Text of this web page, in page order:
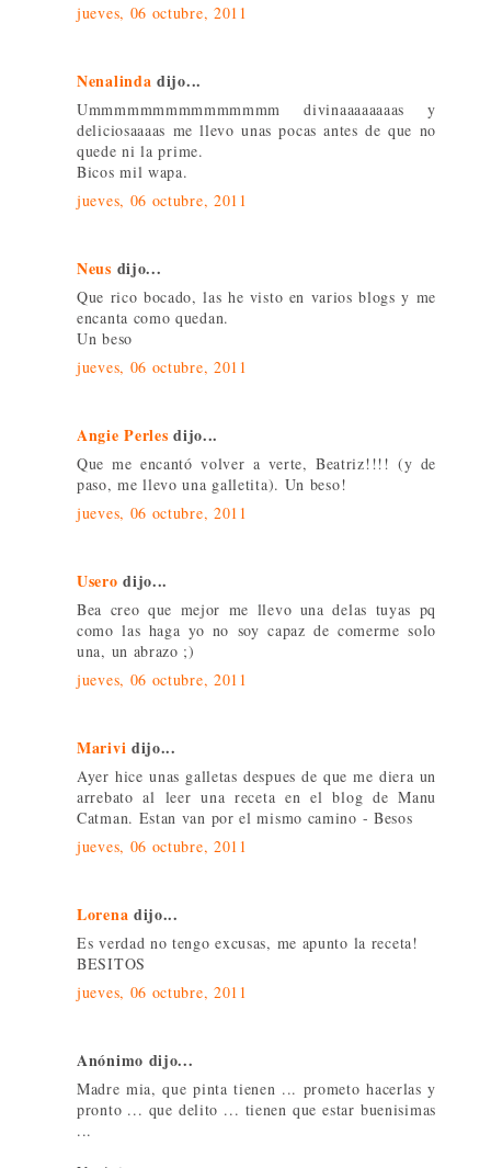
jueves, 06 octubre, 2011
Nenalinda dijo...
Ummmmmmmmmmmmmmm divinaaaaaaaas y
deliciosaaaas me llevo unas pocas antes de que no
quede ni la prime.
Bicos mil wapa.
jueves, 06 octubre, 2011
Neus dijo...
Que rico bocado, las he visto en varios blogs y me
encanta como quedan.
Un beso
jueves, 06 octubre, 2011
Angie Perles dijo...
Que me encantó volver a verte, Beatriz!!!! (y de
paso, me llevo una galletita). Un beso!
jueves, 06 octubre, 2011
Usero dijo...
Bea creo que mejor me llevo una delas tuyas pq
como las haga yo no soy capaz de comerme solo
una, un abrazo ;)
jueves, 06 octubre, 2011
Marivi dijo...
Ayer hice unas galletas despues de que me diera un
arrebato al leer una receta en el blog de Manu
Catman. Estan van por el mismo camino - Besos
jueves, 06 octubre, 2011
Lorena dijo...
Es verdad no tengo excusas, me apunto la receta!
BESITOS
jueves, 06 octubre, 2011
Anónimo dijo...
Madre mia, que pinta tienen ... prometo hacerlas y
pronto ... que delito ... tienen que estar buenisimas
...